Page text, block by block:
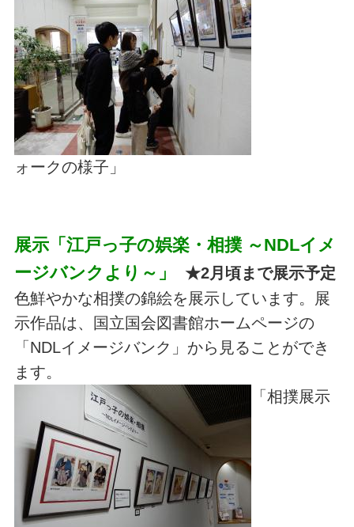
ォークの様子」
展示「江戸っ子の娯楽・相撲 ～NDLイメ
ージバンクより～」 ★2月頃まで展示予定
色鮮やかな相撲の錦絵を展示しています。展
示作品は、国立国会図書館ホームページの
「NDLイメージバンク」から見ることができ
ます。
「相撲展示